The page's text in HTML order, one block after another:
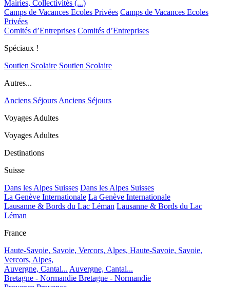
Mairies, Collectivités (...)
Camps de Vacances Ecoles Privées Camps de Vacances Ecoles
Privées
Comités d’Entreprises Comités d’Entreprises
Spéciaux !
Soutien Scolaire Soutien Scolaire
Autres...
Anciens Séjours Anciens Séjours
Voyages Adultes
Voyages Adultes
Destinations
Suisse
Dans les Alpes Suisses Dans les Alpes Suisses
La Genève Internationale La Genève Internationale
Lausanne & Bords du Lac Léman Lausanne & Bords du Lac
Léman
France
Haute-Savoie, Savoie, Vercors, Alpes, Haute-Savoie, Savoie,
Vercors, Alpes,
Auvergne, Cantal... Auvergne, Cantal...
Bretagne - Normandie Bretagne - Normandie